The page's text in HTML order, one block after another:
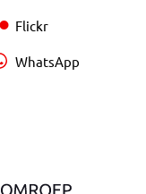
Flickr
WhatsApp